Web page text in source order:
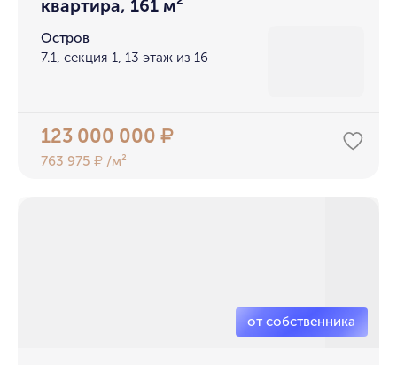
квартира, 161 м²
Остров
7.1, секция 1, 13 этаж из 16
123 000 000₽
763 975₽ /м²